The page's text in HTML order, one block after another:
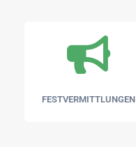
FESTVERMITTLUNGEN